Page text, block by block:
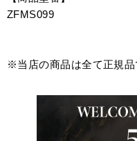
ZFMS099
※当店の商品は全て正規品